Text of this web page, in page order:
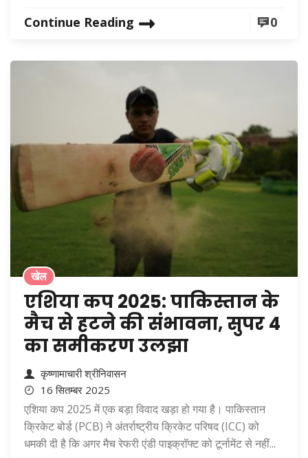
Continue Reading 0
खेल
एशिया कप 2025: पाकिस्तान के
मैच से हटने की संभावना, सुपर 4
का समीकरण उलझा
कृष्णामाचारी श्रीनिवासन
16 सितम्बर 2025
एशिया कप 2025 में एक बड़ा विवाद खड़ा हो गया है। पाकिस्तान
क्रिकेट बोर्ड (PCB) ने अंतर्राष्ट्रीय क्रिकेट परिषद (ICC) को
धमकी दी है कि अगर मैच रेफरी एंडी पाइक्रॉफ्ट को टूर्नामेंट से नहीं...